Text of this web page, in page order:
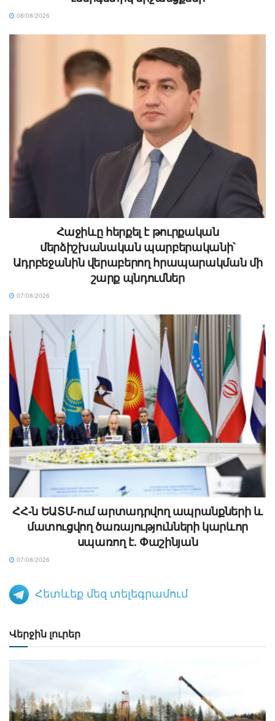
08/08/2026
Հաջիևը հերքել է թուրքական
մերձիշխանական պարբերականի՝
Ադրբեջանին վերաբերող հրապարակման մի
շարք պնդումներ
07/08/2026
ՀՀ-ն ԵԱՏՄ-ում արտադրվող ապրանքների և
մատուցվող ծառայությունների կարևոր
սպառող է. Փաշինյան
07/08/2026
Հետևեք մեզ տելեգրամում
Վերջին լուրեր